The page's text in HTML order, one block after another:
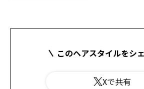
このヘアスタイルをシ
Xで共有